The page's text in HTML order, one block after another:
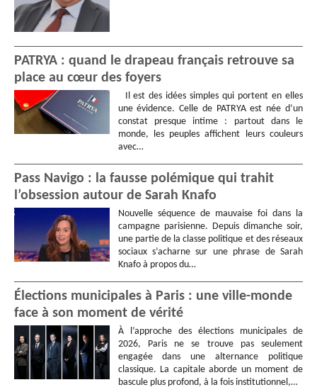
PATRYA : quand le drapeau français retrouve sa
place au cœur des foyers
Il est des idées simples qui portent en elles
une évidence. Celle de PATRYA est née d’un
constat presque intime : partout dans le
monde, les peuples affichent leurs couleurs
avec…
Pass Navigo : la fausse polémique qui trahit
l’obsession autour de Sarah Knafo
Nouvelle séquence de mauvaise foi dans la
campagne parisienne. Depuis dimanche soir,
une partie de la classe politique et des réseaux
sociaux s’acharne sur une phrase de Sarah
Knafo à propos du…
Élections municipales à Paris : une ville-monde
face à son moment de vérité
À l’approche des élections municipales de
2026, Paris ne se trouve pas seulement
engagée dans une alternance politique
classique. La capitale aborde un moment de
bascule plus profond, à la fois institutionnel,…